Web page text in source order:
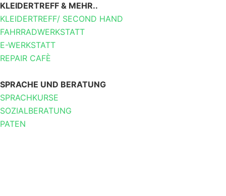
KLEIDERTREFF & MEHR..
KLEIDERTREFF/ SECOND HAND
FAHRRADWERKSTATT
E-WERKSTATT
REPAIR CAFÈ
SPRACHE UND BERATUNG
SPRACHKURSE
SOZIALBERATUNG
PATEN